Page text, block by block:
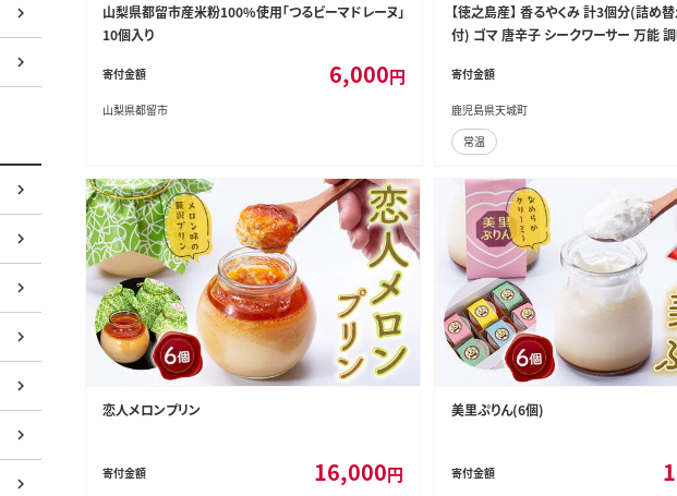
山梨県都留市産米粉100%使用「つるビーマドレーヌ」
10個入り
寄付金額 6,000円
山梨県都留市
【徳之島産】 香るやくみ 計3個分(詰め
付) ゴマ 唐辛子 シークワーサー 万能
寄付金額
鹿児島県天城町
常温
恋人メロンプリン
寄付金額 16,000円
美里ぷりん(6個)
寄付金額